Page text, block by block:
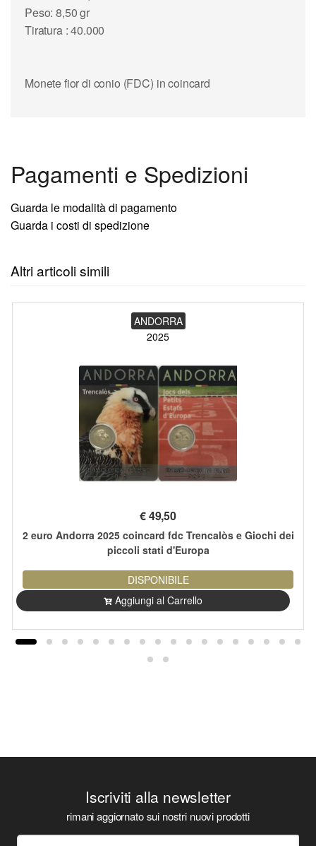
Peso: 8,50 gr
Tiratura : 40.000
Monete fior di conio (FDC) in coincard
Pagamenti e Spedizioni
Guarda le modalità di pagamento
Guarda i costi di spedizione
Altri articoli simili
ANDORRA
2025
€49,50
2 euro Andorra 2025 coincard fdc Trencalòs e Giochi dei
piccoli stati d'Europa
DISPONIBILE
Aggiungi al Carrello
Iscriviti alla newsletter
rimani aggiornato sui nostri nuovi prodotti